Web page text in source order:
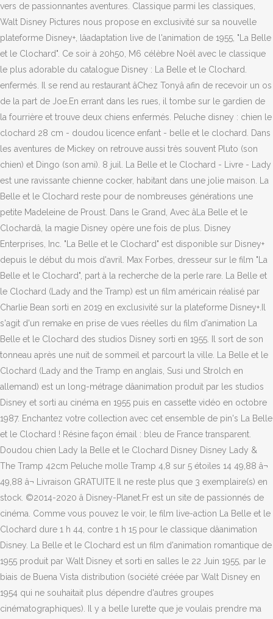
vers de passionnantes aventures. Classique parmi les classiques,
Walt Disney Pictures nous propose en exclusivité sur sa nouvelle
plateforme Disney+, lâadaptation live de l'animation de 1955, "La Belle
et le Clochard". Ce soir à 20h50, M6 célèbre Noël avec le classique
le plus adorable du catalogue Disney : La Belle et le Clochard.
enfermés. Il se rend au restaurant âChez Tonyâ afin de recevoir un os
de la part de Joe.En errant dans les rues, il tombe sur le gardien de
la fourrière et trouve deux chiens enfermés. Peluche disney : chien le
clochard 28 cm - doudou licence enfant - belle et le clochard. Dans
les aventures de Mickey on retrouve aussi très souvent Pluto (son
chien) et Dingo (son ami). 8 juil. La Belle et le Clochard - Livre - Lady
est une ravissante chienne cocker, habitant dans une jolie maison. La
Belle et le Clochard reste pour de nombreuses générations une
petite Madeleine de Proust. Dans le Grand, Avec âLa Belle et le
Clochardâ, la magie Disney opère une fois de plus. Disney
Enterprises, Inc. "La Belle et le Clochard" est disponible sur Disney+
depuis le début du mois d'avril. Max Forbes, dresseur sur le film "La
Belle et le Clochard", part à la recherche de la perle rare. La Belle et
le Clochard (Lady and the Tramp) est un film américain réalisé par
Charlie Bean sorti en 2019 en exclusivité sur la plateforme Disney+.Il
s'agit d'un remake en prise de vues réelles du film d'animation La
Belle et le Clochard des studios Disney sorti en 1955. Il sort de son
tonneau après une nuit de sommeil et parcourt la ville. La Belle et le
Clochard (Lady and the Tramp en anglais, Susi und Strolch en
allemand) est un long-métrage dâanimation produit par les studios
Disney et sorti au cinéma en 1955 puis en cassette vidéo en octobre
1987. Enchantez votre collection avec cet ensemble de pin's La Belle
et le Clochard ! Résine façon émail : bleu de France transparent.
Doudou chien Lady la Belle et le Clochard Disney Disney Lady &
The Tramp 42cm Peluche molle Tramp 4,8 sur 5 étoiles 14 49,88 â¬
49,88 â¬ Livraison GRATUITE Il ne reste plus que 3 exemplaire(s) en
stock. ©2014-2020 â Disney-Planet.Fr est un site de passionnés de
cinéma. Comme vous pouvez le voir, le film live-action La Belle et le
Clochard dure 1 h 44, contre 1 h 15 pour le classique dâanimation
Disney. La Belle et le Clochard est un film d'animation romantique de
1955 produit par Walt Disney et sorti en salles le 22 Juin 1955, par le
biais de Buena Vista distribution (société créée par Walt Disney en
1954 qui ne souhaitait plus dépendre d'autres groupes
cinématographiques). Il y a belle lurette que je voulais prendre ma